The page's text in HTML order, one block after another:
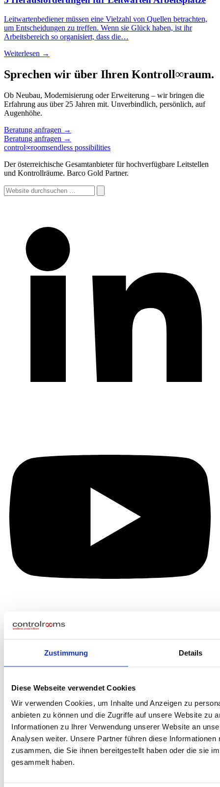
Zustimmung Details
Diese Webseite verwendet Cookies
Wir verwenden Cookies, um Inhalte und Anzeigen zu
anbieten zu können und die Zugriffe auf unsere Website zu
Informationen zu Ihrer Verwendung unserer Website an
Analysen weiter. Unsere Partner führen diese
zusammen, die Sie ihnen bereitgestellt haben oder die sie
gesammelt haben.
Leitwartenbediener müssen eine Vielzahl von Quellen betrachten,
um Entscheidungen zu treffen. Wenn sie Glück haben, ist ihr
Arbeitsbereich so organisiert, dass die…
Weiterlesen →
Sprechen wir über Ihren Kontroll∞raum.
Ob Neubau, Modernisierung oder Erweiterung – wir bringen die
Erfahrung aus über 25 Jahren mit. Unverbindlich, persönlich, auf
Augenhöhe.
Beratung anfragen →
Beratung anfragen →
control∞roomsendless possibilities
Der österreichische Gesamtanbieter für hochverfügbare Leitstellen
und Kontrollräume. Barco Gold Partner.
Website
durchsuchen